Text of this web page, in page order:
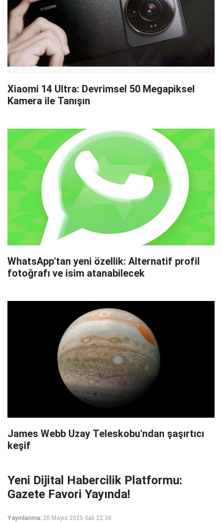
Xiaomi 14 Ultra: Devrimsel 50 Megapiksel
Kamera ile Tanışın
WhatsApp'tan yeni özellik: Alternatif profil
fotoğrafı ve isim atanabilecek
James Webb Uzay Teleskobu'ndan şaşırtıcı
keşif
Yeni Dijital Habercilik Platformu:
Gazete Favori Yayında!
Yayınlanma: 20 Mayıs 2025 Salı 22:38